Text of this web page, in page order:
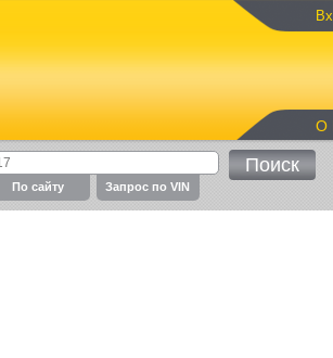
О
По cайту Запрос по VIN